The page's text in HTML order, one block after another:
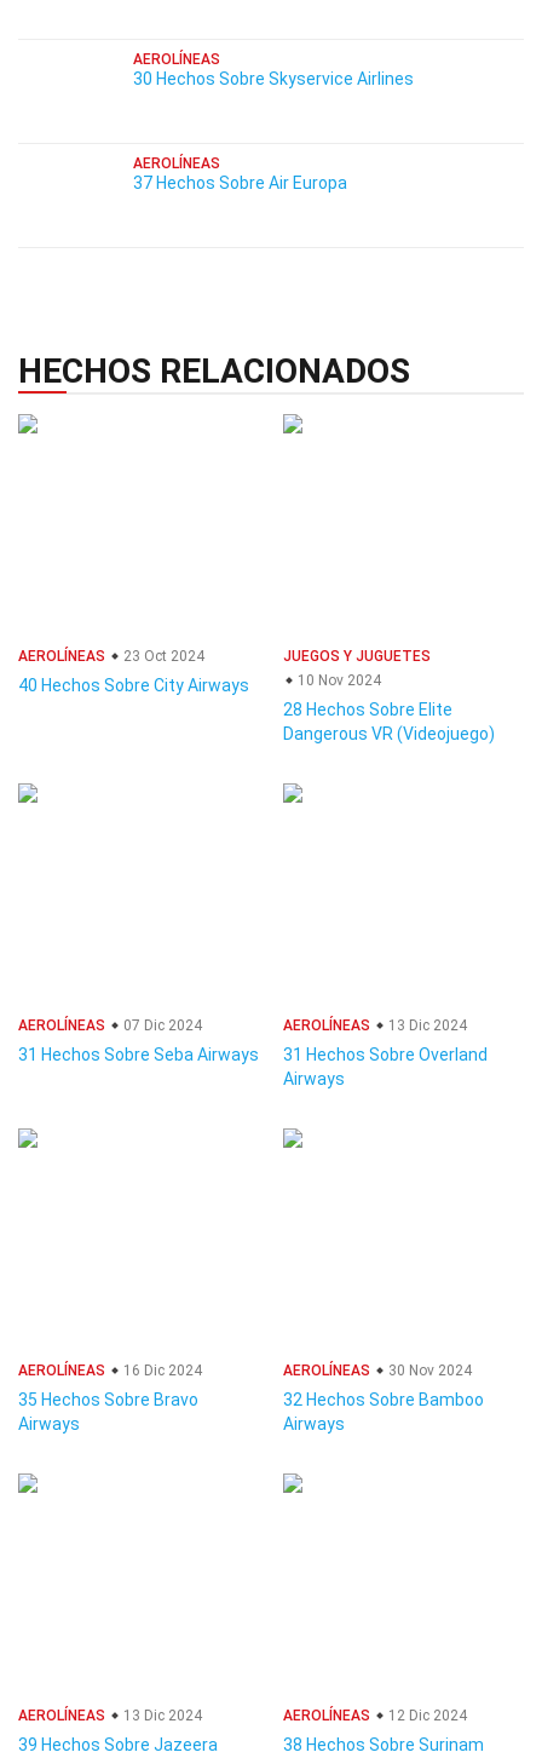
AEROLÍNEAS
30 Hechos Sobre Skyservice Airlines
AEROLÍNEAS
37 Hechos Sobre Air Europa
HECHOS RELACIONADOS
AEROLÍNEAS 23 Oct 2024
40 Hechos Sobre City Airways
JUEGOS Y JUGUETES
10 Nov 2024
28 Hechos Sobre Elite
Dangerous VR (Videojuego)
AEROLÍNEAS 07 Dic 2024
31 Hechos Sobre Seba Airways
AEROLÍNEAS 13 Dic 2024
31 Hechos Sobre Overland
Airways
AEROLÍNEAS 16 Dic 2024
35 Hechos Sobre Bravo
Airways
AEROLÍNEAS 30 Nov 2024
32 Hechos Sobre Bamboo
Airways
AEROLÍNEAS 13 Dic 2024
39 Hechos Sobre Jazeera
AEROLÍNEAS 12 Dic 2024
38 Hechos Sobre Surinam